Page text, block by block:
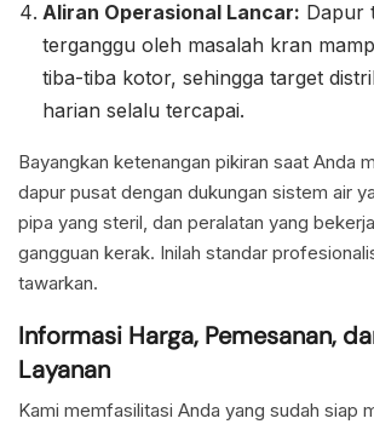
Aliran Operasional Lancar: Dapur
terganggu oleh masalah kran
tiba-tiba kotor, sehingga target
harian selalu tercapai.
Bayangkan ketenangan pikiran saat Anda
dapur pusat dengan dukungan sistem air
pipa yang steril, dan peralatan yang
gangguan kerak. Inilah standar
tawarkan.
Informasi Harga, Pemesanan,
Layanan
Kami memfasilitasi Anda yang sudah siap